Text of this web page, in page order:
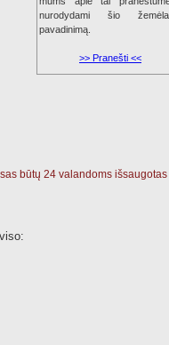
būtų 24 valandoms išsaugotas
nurodydami šio
pavadinimą.
>> Pranešti <<